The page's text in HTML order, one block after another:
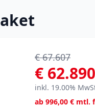
€ 67.607
€ 62.890
inkl. 19.00%
ab 996,00 € mtl.